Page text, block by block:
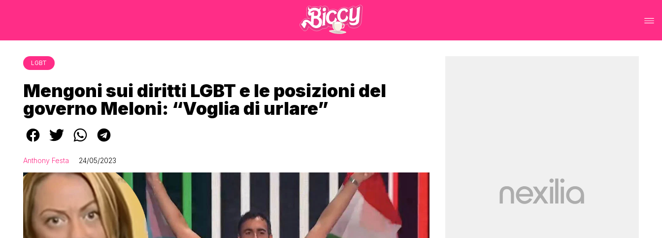
LGBT
Mengoni sui diritti LGBT e le posizioni del
governo Meloni: “Voglia di urlare”
Anthony Festa 24/05/2023